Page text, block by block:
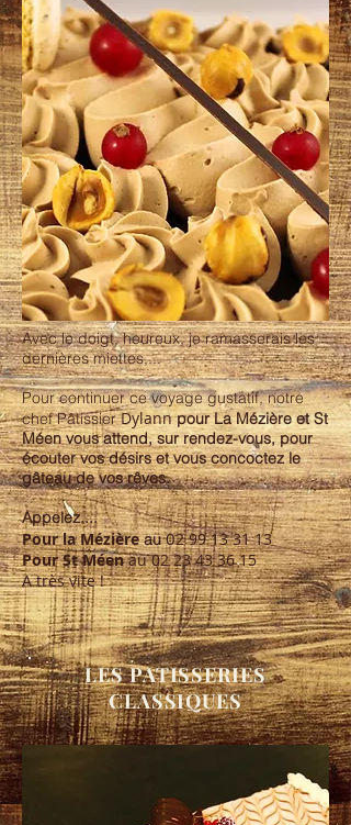
Avec le doigt, heureux, je ramasserais les
dernières miettes,...
Pour continuer ce voyage gustatif, notre
chef PâtissierDylannpour La Mézière et St
Méen vous attend, sur rendez-vous, pour
écouter vos désirs et vous concoctez le
gâteau de vos rêves.
Appelez....
Pour la Mézièreau02 99 13 31 13
Pour St Méenau02 23 43 36 15
A très vite !
LES PATISSERIES
CLASSIQUES